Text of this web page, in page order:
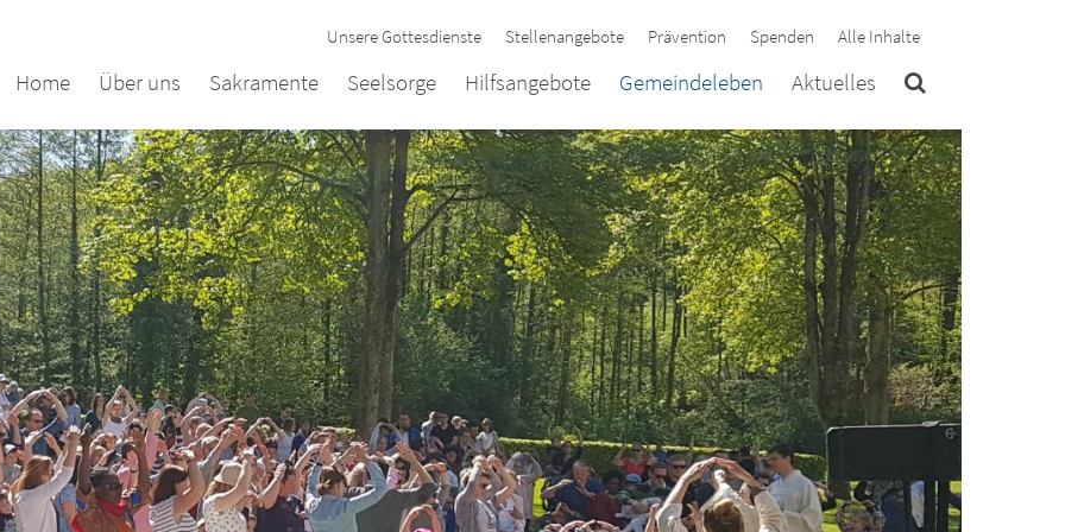
Unsere Gottesdienste Stellenangebote Prävention Spenden Alle Inhalte
Home Über uns Sakramente Seelsorge Hilfsangebote Gemeindeleben Aktuelles